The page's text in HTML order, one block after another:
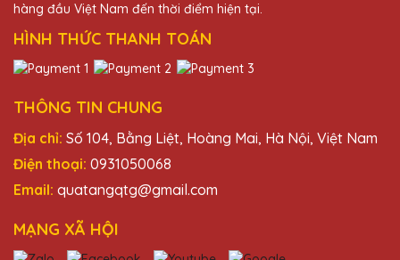
Đặng Thị Huyền
25/11/2025
Cúp Pha Lê Hà Nội QTG biết cách làm
25/11/2025
Chất lượng và thiết kế của cúp pha lê Hà
hàng đầu Việt Nam đến thời điểm hiện tại.
HÌNH THỨC THANH TOÁN
THÔNG TIN CHUNG
Địa chỉ: Số 104, Bằng Liệt, Hoàng Mai, Hà Nội, Việt Nam
Điện thoại: 0931050068
Email: quatangqtg@gmail.com
MẠNG XÃ HỘI